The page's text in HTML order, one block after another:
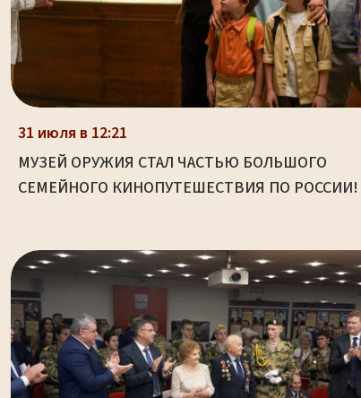
31 июля в 12:21
МУЗЕЙ ОРУЖИЯ СТАЛ ЧАСТЬЮ БОЛЬШОГО
СЕМЕЙНОГО КИНОПУТЕШЕСТВИЯ ПО РОССИИ!